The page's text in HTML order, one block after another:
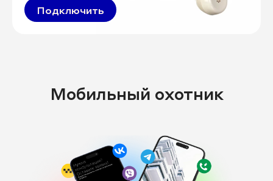
Подключить
Мобильный охотник